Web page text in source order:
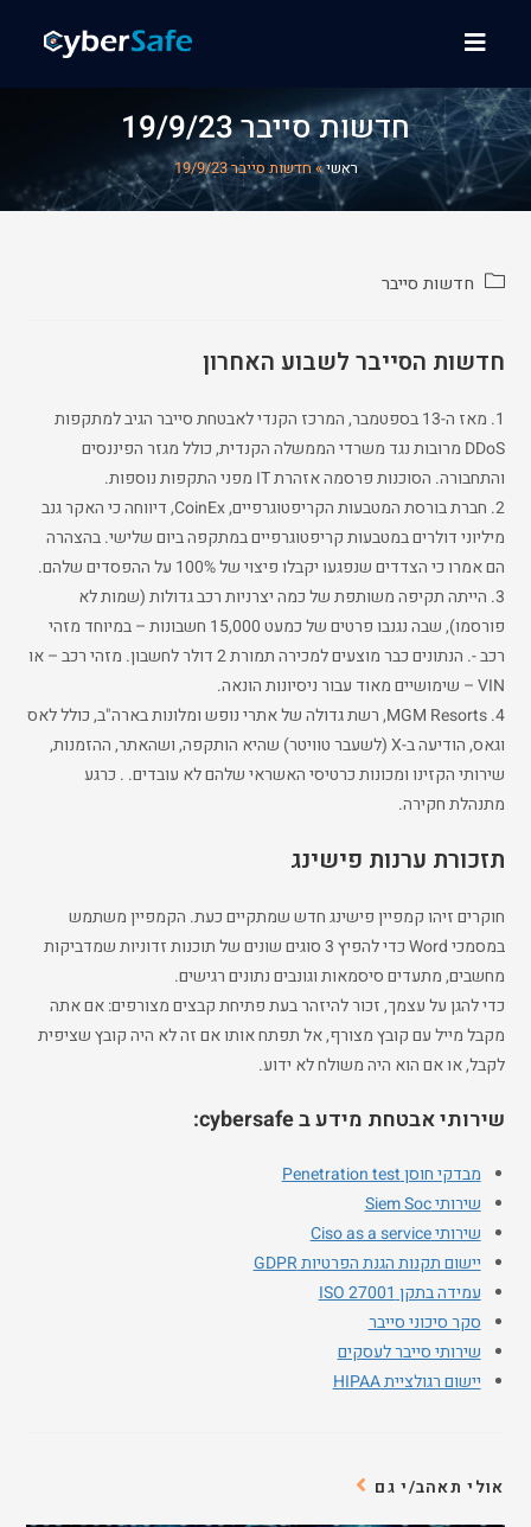
חדשות סייבר 19/9/23
ראשי»חדשות סייבר 19/9/23
חדשות סייבר
חדשות הסייבר לשבוע האחרון
1. מאז ה-13 בספטמבר, המרכז הקנדי לאבטחת סייבר הגיב למתקפות
DDoS מרובות נגד משרדי הממשלה הקנדית, כולל מגזר הפיננסים
והתחבורה. הסוכנות פרסמה אזהרת IT מפני התקפות נוספות.
2. חברת בורסת המטבעות הקריפטוגרפיים, CoinEx, דיווחה כי האקר גנב
מיליוני דולרים במטבעות קריפטוגרפיים במתקפה ביום שלישי. בהצהרה
הם אמרו כי הצדדים שנפגעו יקבלו פיצוי של 100% על ההפסדים שלהם.
3. הייתה תקיפה משותפת של כמה יצרניות רכב גדולות (שמות לא
פורסמו), שבה נגנבו פרטים של כמעט 15,000 חשבונות – במיוחד מזהי
רכב -. הנתונים כבר מוצעים למכירה תמורת 2 דולר לחשבון. מזהי רכב – או
VIN – שימושיים מאוד עבור ניסיונות הונאה.
4. MGM Resorts, רשת גדולה של אתרי נופש ומלונות בארה"ב, כולל לאס
וגאס, הודיעה ב-X (לשעבר טוויטר) שהיא הותקפה, ושהאתר, ההזמנות,
שירותי הקזינו ומכונות כרטיסי האשראי שלהם לא עובדים. . כרגע
מתנהלת חקירה.
תזכורת ערנות פישינג
חוקרים זיהו קמפיין פישינג חדש שמתקיים כעת. הקמפיין משתמש
במסמכי Word כדי להפיץ 3 סוגים שונים של תוכנות זדוניות שמדביקות
מחשבים, מתעדים סיסמאות וגונבים נתונים רגישים.
כדי להגן על עצמך, זכור להיזהר בעת פתיחת קבצים מצורפים: אם אתה
מקבל מייל עם קובץ מצורף, אל תפתח אותו אם זה לא היה קובץ שציפית
לקבל, או אם הוא היה משולח לא ידוע.
שירותי אבטחת מידע ב cybersafe:
מבדקי חוסן Penetration test
שירותי Siem Soc
שירותי Ciso as a service
יישום תקנות הגנת הפרטיות GDPR
עמידה בתקן ISO 27001
סקר סיכוני סייבר
שירותי סייבר לעסקים
יישום רגולציית HIPAA
אולי תאהב/י גם